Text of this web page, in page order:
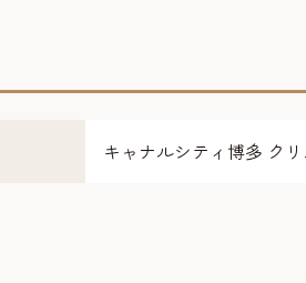
キャナルシティ博多 ク